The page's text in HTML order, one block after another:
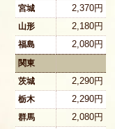
宮城 2,370円
山形 2,180円
福島 2,080円
関東
茨城
2,290円
栃木 2,290円
群馬 2,080円